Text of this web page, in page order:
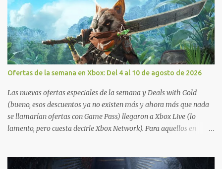
Ofertas de la semana en Xbox: Del 4 al 10 de agosto de 2026
Las nuevas ofertas especiales de la semana y Deals with Gold
(bueno, esos descuentos ya no existen más y ahora más que nada
se llamarían ofertas con Game Pass) llegaron a Xbox Live (lo
lamento, pero cuesta decirle Xbox Network). Para aquellos en
jugarlos y mantener un progreso compartido en Windows PC y